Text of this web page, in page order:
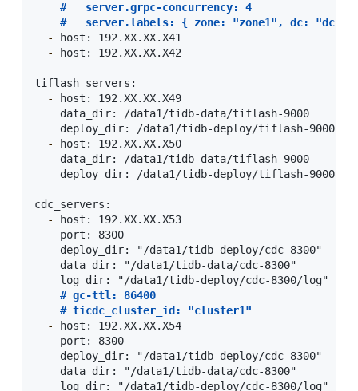
#
   server.grpc-concurrency: 4
#
server.labels: { zone: "zone1", dc:
-
host: 192.XX.XX.X41
-
host: 192.XX.XX.X42
tiflash_servers:
-
host: 192.XX.XX.X49
    data_dir: /data1/tidb-data/tiflash-9000
    deploy_dir: /data1/tidb-deploy/tiflash-9000
-
host: 192.XX.XX.X50
    data_dir: /data1/tidb-data/tiflash-9000
    deploy_dir: /data1/tidb-deploy/tiflash-9000
cdc_servers:
-
host: 192.XX.XX.X53
    port: 8300
    deploy_dir: "/data1/tidb-deploy/cdc-8300"
    data_dir: "/data1/tidb-data/cdc-8300"
    log_dir: "/data1/tidb-deploy/cdc-8300/log"
# gc-ttl: 86400
# ticdc_cluster_id: "cluster1"
-
host: 192.XX.XX.X54
    port: 8300
    deploy_dir: "/data1/tidb-deploy/cdc-8300"
    data_dir: "/data1/tidb-data/cdc-8300"
    log_dir: "/data1/tidb-deploy/cdc-8300/log"